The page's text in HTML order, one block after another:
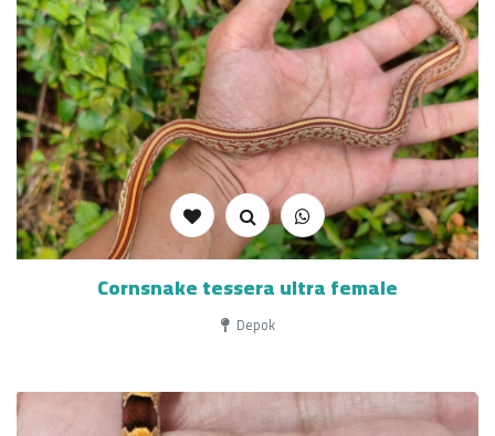
Cornsnake tessera ultra female
Depok